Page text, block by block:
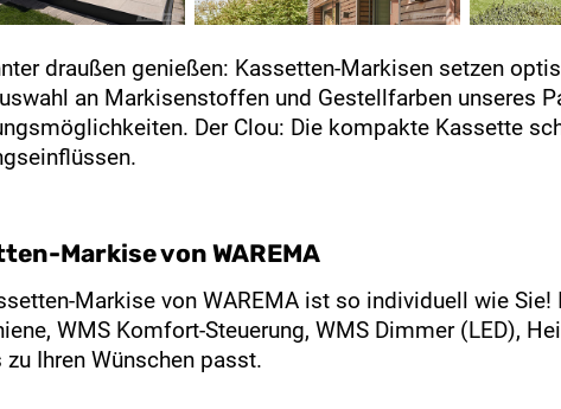
draußen genießen: Kassetten-Markisen setzen
an Markisenstoffen und Gestellfarben unseres
Der Clou: Die kompakte Kassette
Markise von WAREMA
Markise von WAREMA ist so individuell wie Sie!
WMS Komfort-Steuerung, WMS Dimmer (LED),
zu Ihren Wünschen passt.